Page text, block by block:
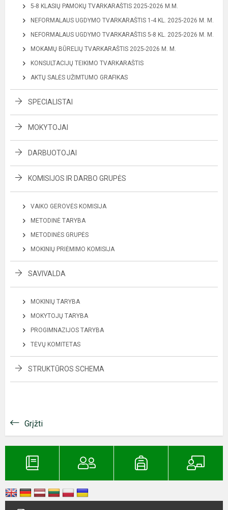
5-8 KLASIŲ PAMOKŲ TVARKARAŠTIS 2025-2026 M.M.
NEFORMALAUS UGDYMO TVARKARAŠTIS 1-4 KL. 2025-2026 M. M.
NEFORMALAUS UGDYMO TVARKARAŠTIS 5-8 KL. 2025-2026 M. M.
MOKAMŲ BŪRELIŲ TVARKARAŠTIS 2025-2026 M. M.
KONSULTACIJŲ TEIKIMO TVARKARAŠTIS
AKTŲ SALĖS UŽIMTUMO GRAFIKAS
SPECIALISTAI
MOKYTOJAI
DARBUOTOJAI
KOMISIJOS IR DARBO GRUPĖS
VAIKO GEROVĖS KOMISIJA
METODINĖ TARYBA
METODINĖS GRUPĖS
MOKINIŲ PRIĖMIMO KOMISIJA
SAVIVALDA
MOKINIŲ TARYBA
MOKYTOJŲ TARYBA
PROGIMNAZIJOS TARYBA
TĖVŲ KOMITETAS
STRUKTŪROS SCHEMA
Grįžti